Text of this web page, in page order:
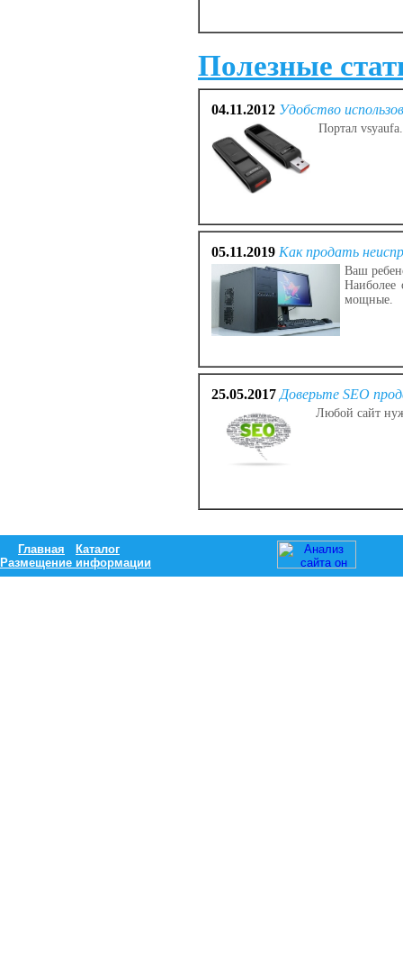
Полезные
04.11.2012 Удобство
Портал
05.11.2019 Как продать
Ваш
Наиболее
мощные.
25.05.2017 Доверьте SEO
Любой сайт
Главная
Каталог
Размещение информации